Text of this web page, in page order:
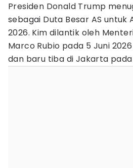
Presiden Donald Trump
sebagai Duta Besar AS untuk
2026. Kim dilantik oleh
Marco Rubio pada 5 Juni
dan baru tiba di Jakarta pada